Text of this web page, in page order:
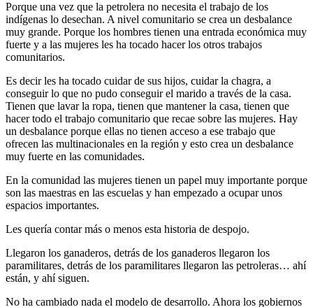
Porque una vez que la petrolera no necesita el trabajo de los
indígenas lo desechan. A nivel comunitario se crea un desbalance
muy grande. Porque los hombres tienen una entrada económica muy
fuerte y a las mujeres les ha tocado hacer los otros trabajos
comunitarios.
Es decir les ha tocado cuidar de sus hijos, cuidar la chagra, a
conseguir lo que no pudo conseguir el marido a través de la casa.
Tienen que lavar la ropa, tienen que mantener la casa, tienen que
hacer todo el trabajo comunitario que recae sobre las mujeres. Hay
un desbalance porque ellas no tienen acceso a ese trabajo que
ofrecen las multinacionales en la región y esto crea un desbalance
muy fuerte en las comunidades.
En la comunidad las mujeres tienen un papel muy importante porque
son las maestras en las escuelas y han empezado a ocupar unos
espacios importantes.
Les quería contar más o menos esta historia de despojo.
Llegaron los ganaderos, detrás de los ganaderos llegaron los
paramilitares, detrás de los paramilitares llegaron las petroleras… ahí
están, y ahí siguen.
No ha cambiado nada el modelo de desarrollo. Ahora los gobiernos